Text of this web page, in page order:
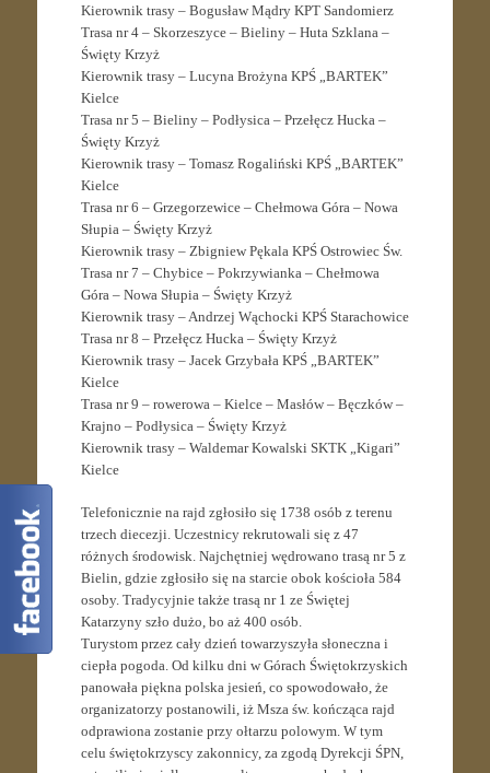
Kierownik trasy – Bogusław Mądry KPT Sandomierz
Trasa nr 4 – Skorzeszyce – Bieliny – Huta Szklana –
Święty Krzyż
Kierownik trasy – Lucyna Brożyna KPŚ „BARTEK”
Kielce
Trasa nr 5 – Bieliny – Podłysica – Przełęcz Hucka –
Święty Krzyż
Kierownik trasy – Tomasz Rogaliński KPŚ „BARTEK”
Kielce
Trasa nr 6 – Grzegorzewice – Chełmowa Góra – Nowa
Słupia – Święty Krzyż
Kierownik trasy – Zbigniew Pękala KPŚ Ostrowiec Św.
Trasa nr 7 – Chybice – Pokrzywianka – Chełmowa
Góra – Nowa Słupia – Święty Krzyż
Kierownik trasy – Andrzej Wąchocki KPŚ Starachowice
Trasa nr 8 – Przełęcz Hucka – Święty Krzyż
Kierownik trasy – Jacek Grzybała KPŚ „BARTEK”
Kielce
Trasa nr 9 – rowerowa – Kielce – Masłów – Bęczków –
Krajno – Podłysica – Święty Krzyż
Kierownik trasy – Waldemar Kowalski SKTK „Kigari”
Kielce
Telefonicznie na rajd zgłosiło się 1738 osób z terenu
trzech diecezji. Uczestnicy rekrutowali się z 47
różnych środowisk. Najchętniej wędrowano trasą nr 5 z
Bielin, gdzie zgłosiło się na starcie obok kościoła 584
osoby. Tradycyjnie także trasą nr 1 ze Świętej
Katarzyny szło dużo, bo aż 400 osób.
Turystom przez cały dzień towarzyszyła słoneczna i
ciepła pogoda. Od kilku dni w Górach Świętokrzyskich
panowała piękna polska jesień, co spowodowało, że
organizatorzy postanowili, iż Msza św. kończąca rajd
odprawiona zostanie przy ołtarzu polowym. W tym
celu świętokrzyscy zakonnicy, za zgodą Dyrekcji ŚPN,